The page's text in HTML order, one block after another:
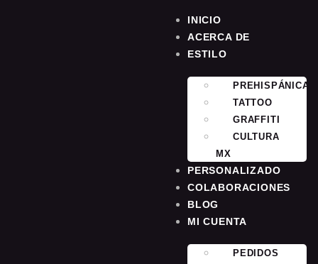
INICIO
ACERCA DE
ESTILO
PREHISPÁNICA
TATTOO
GRAFFITI
CULTURA
MX
PERSONALIZADO
COLABORACIONES
BLOG
MI CUENTA
PEDIDOS